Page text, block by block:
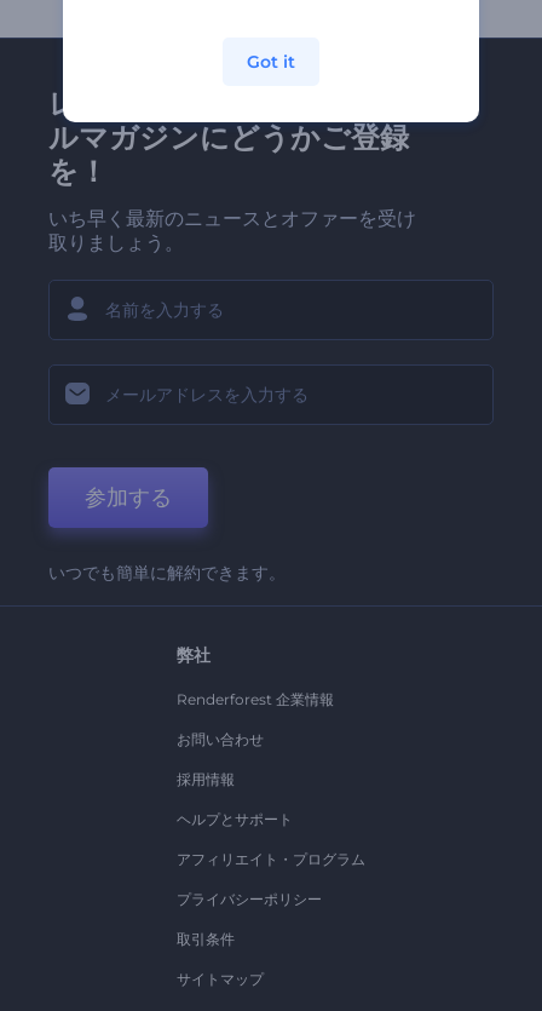
レンダーフォレストのメー
ルマガジンにどうかご登録
を！
いち早く最新のニュースとオファーを受け
取りましょう。
参加する
いつでも簡単に解約できます。
弊社
Renderforest 企業情報
お問い合わせ
採用情報
ヘルプとサポート
アフィリエイト・プログラム
プライバシーポリシー
取引条件
サイトマップ
Got it